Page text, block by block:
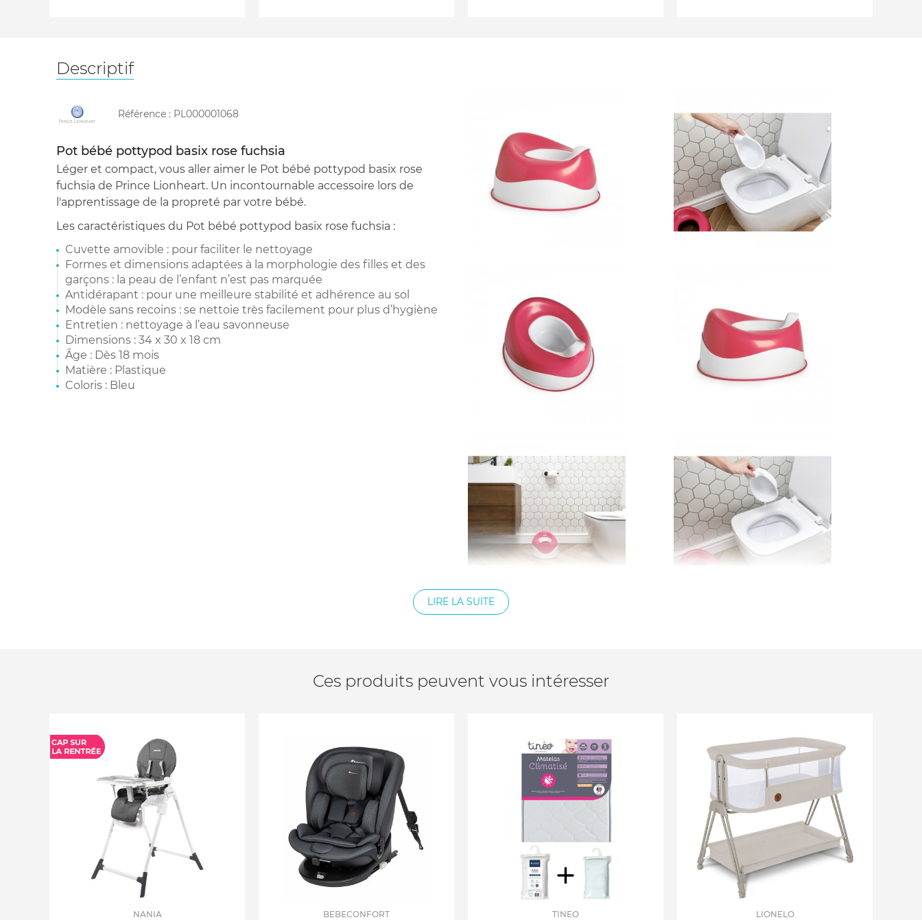
Descriptif
Référence : PL000001068
Pot bébé pottypod basix rose fuchsia
Léger et compact, vous aller aimer le Pot bébé pottypod basix rose
fuchsia de Prince Lionheart. Un incontournable accessoire lors de
l'apprentissage de la propreté par votre bébé.
Les caractéristiques du Pot bébé pottypod basix rose fuchsia :
Cuvette amovible : pour faciliter le nettoyage
Formes et dimensions adaptées à la morphologie des filles et des
garçons : la peau de l’enfant n’est pas marquée
Antidérapant : pour une meilleure stabilité et adhérence au sol
Modèle sans recoins : se nettoie très facilement pour plus d’hygiène
Entretien : nettoyage à l’eau savonneuse
Dimensions : 34 x 30 x 18 cm
Âge : Dès 18 mois
Matière : Plastique
Coloris : Bleu
LIRE LA SUITE
Ces produits peuvent vous intéresser
NANIA
BEBECONFORT
TINEO
LIONELO